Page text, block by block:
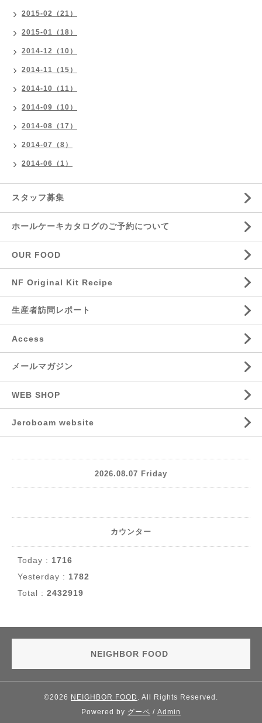
2015-02（21）
2015-01（18）
2014-12（10）
2014-11（15）
2014-10（11）
2014-09（10）
2014-08（17）
2014-07（8）
2014-06（1）
スタッフ募集
ホールケーキカタログのご予約について
OUR FOOD
NF Original Kit Recipe
生産者訪問レポート
Access
メールマガジン
WEB SHOP
Jeroboam website
2026.08.07 Friday
カウンター
Today : 1716
Yesterday : 1782
Total : 2432919
NEIGHBOR FOOD
©2026 NEIGHBOR FOOD . All Rights Reserved.
Powered by グーペ / Admin